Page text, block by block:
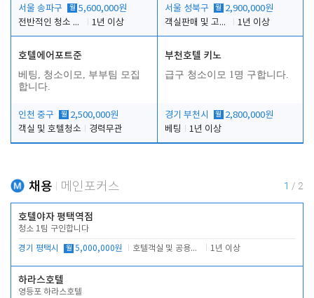
서울 송파구 월 5,600,000원
전반적인 청소 업무(객실청소.객실정리)
1년 이상
서울 성북구 월 2,900,000원
객실판매 및 고객응대
1년 이상
호텔에어포트준
베팅, 청소이모, 부부팀 모집
합니다.
인천 중구 월 2,500,000원
객실 및 호텔청소
경력무관
부천호텔 키노
급구 청소이모 1명 구합니다.
경기 부천시 월 2,800,000원
베팅
1년 이상
채용 메인포커스 1 / 2
호텔야자 평택역점
청소 1팀 구인합니다
경기 평택시 월 5,000,000원 호텔객실 및 공용시설 청소 관리 1년 이상
하라스호텔
영등포 하라스호텔